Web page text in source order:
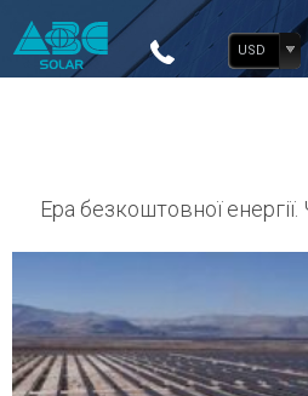
USD
Ера безкоштовної енергії.